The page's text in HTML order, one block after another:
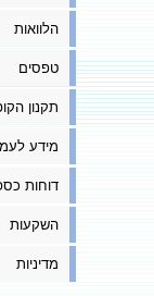
הלוואות
טפסים
תקנון
מידע
דוחות
השקעות
מדיניות